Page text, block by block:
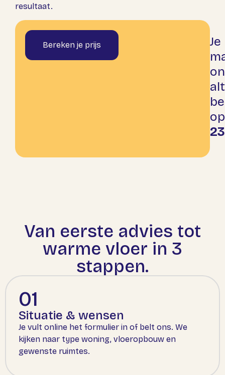
resultaat.
Bereken je prijs
Je
Van eerste advies tot
warme vloer in 3
stappen.
01
Situatie & wensen
Je vult online het formulier in of belt ons. We
kijken naar type woning, vloeropbouw en
gewenste ruimtes.